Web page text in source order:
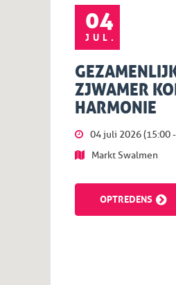
04
JUL.
ZJWAMER
HARMONIE
04 juli 2026 (15:00
Markt Swalmen
OPTREDENS